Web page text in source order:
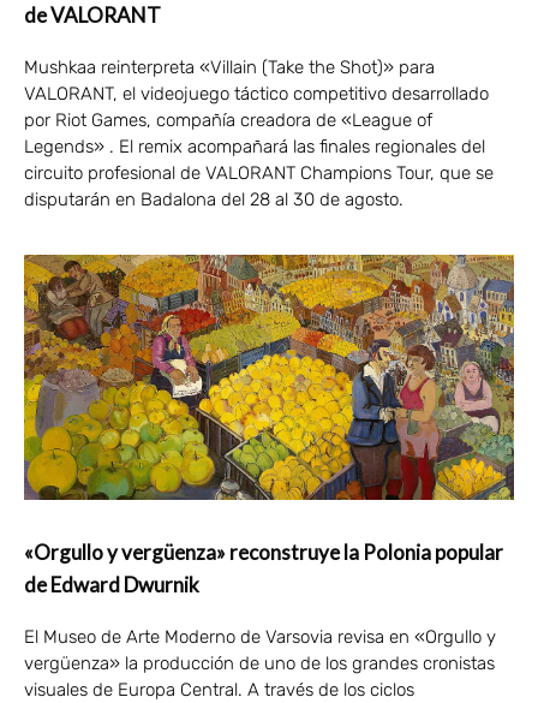
de VALORANT
Mushkaa reinterpreta «Villain (Take the Shot)» para
VALORANT, el videojuego táctico competitivo desarrollado
por Riot Games, compañía creadora de «League of
Legends» . El remix acompañará las finales regionales del
circuito profesional de VALORANT Champions Tour, que se
disputarán en Badalona del 28 al 30 de agosto.
«Orgullo y vergüenza» reconstruye la Polonia popular
de Edward Dwurnik
El Museo de Arte Moderno de Varsovia revisa en «Orgullo y
vergüenza» la producción de uno de los grandes cronistas
visuales de Europa Central. A través de los ciclos